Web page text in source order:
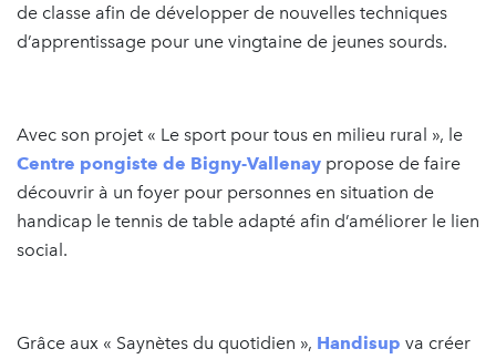
de classe afin de développer de nouvelles techniques
d’apprentissage pour une vingtaine de jeunes sourds.
Avec son projet « Le sport pour tous en milieu rural », le
Centre pongiste de Bigny-Vallenay propose de faire
découvrir à un foyer pour personnes en situation de
handicap le tennis de table adapté afin d’améliorer le lien
social.
Grâce aux « Saynètes du quotidien », Handisup va créer